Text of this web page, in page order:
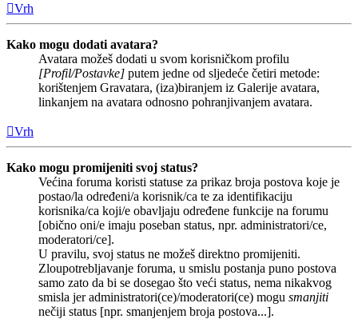
Vrh
Kako mogu dodati avatara?
Avatara možeš dodati u svom korisničkom profilu
[Profil/Postavke] putem jedne od sljedeće četiri metode:
korištenjem Gravatara, (iza)biranjem iz Galerije avatara,
linkanjem na avatara odnosno pohranjivanjem avatara.
Vrh
Kako mogu promijeniti svoj status?
Većina foruma koristi statuse za prikaz broja postova koje je
postao/la određeni/a korisnik/ca te za identifikaciju
korisnika/ca koji/e obavljaju određene funkcije na forumu
[obično oni/e imaju poseban status, npr. administratori/ce,
moderatori/ce].
U pravilu, svoj status ne možeš direktno promijeniti.
Zloupotrebljavanje foruma, u smislu postanja puno postova
samo zato da bi se dosegao što veći status, nema nikakvog
smisla jer administratori(ce)/moderatori(ce) mogu smanjiti
nečiji status [npr. smanjenjem broja postova...].